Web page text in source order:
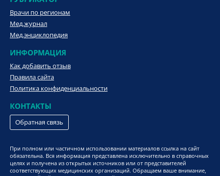
Врачи по регионам
Мед.журнал
Мед.энциклопедия
ИНФОРМАЦИЯ
Как добавить отзыв
Правила сайта
Политика конфиденциальности
КОНТАКТЫ
Обратная связь
При полном или частичном использовании материалов ссылка на сайт
обязательна. Вся информация представлена исключительно в справочных
целях и получена из открытых источников или от представителей
соответствующих медицинских организаций. Обращаем ваше внимание,